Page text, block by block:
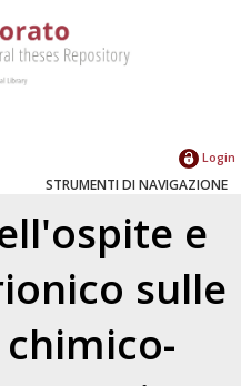
Login
STRUMENTI DI NAVIGAZIONE
e
sulle